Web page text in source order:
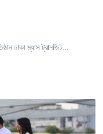
ঢাকা ম্যাস ট্রানজিট...